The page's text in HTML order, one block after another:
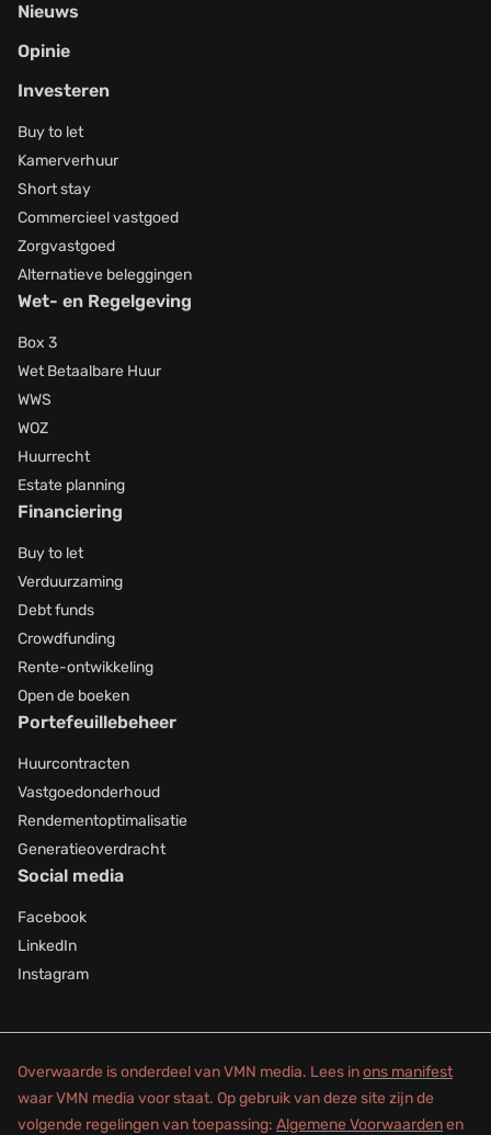
Nieuws
Opinie
Investeren
Buy to let
Kamerverhuur
Short stay
Commercieel vastgoed
Zorgvastgoed
Alternatieve beleggingen
Wet- en Regelgeving
Box 3
Wet Betaalbare Huur
WWS
WOZ
Huurrecht
Estate planning
Financiering
Buy to let
Verduurzaming
Debt funds
Crowdfunding
Rente-ontwikkeling
Open de boeken
Portefeuillebeheer
Huurcontracten
Vastgoedonderhoud
Rendementoptimalisatie
Generatieoverdracht
Social media
Facebook
LinkedIn
Instagram
Overwaarde is onderdeel van VMN media. Lees inons manifest
waar VMN media voor staat. Op gebruik van deze site zijn de
volgende regelingen van toepassing: Algemene Voorwaardenen